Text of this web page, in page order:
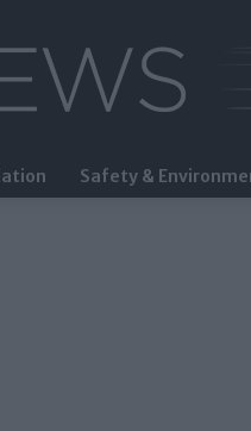
FleetNews
Safety &